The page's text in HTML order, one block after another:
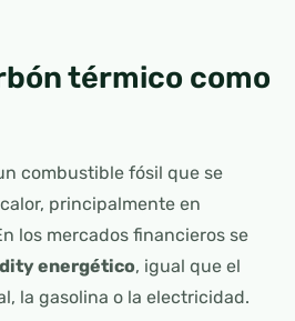
térmico como
combustible fósil que se
principalmente en
los mercados financieros se
energético, igual que el
la gasolina o la electricidad.